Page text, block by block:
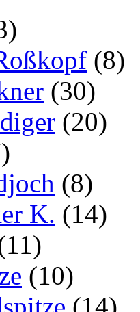
(8)
(30)
(20)
(8)
K. (14)
(10)
(14)